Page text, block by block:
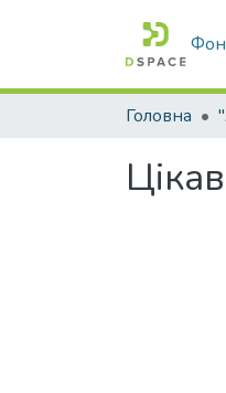
Головна